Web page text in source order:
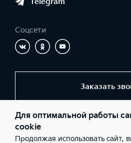
Соцсети
Заказать
© 2026 Юридические лица ООО
77-00; ИНН: 6311098600; ОГРН:
Для оптимальной работы
cookie
Продолжая использовать сайт,